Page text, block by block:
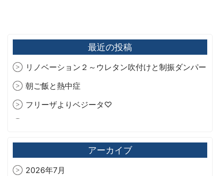
最近の投稿
リノベーション２～ウレタン吹付けと制振ダンパー
朝ご飯と熱中症
フリーザよりベジータ♡
旧藏内邸
アーカイブ
2026年7月